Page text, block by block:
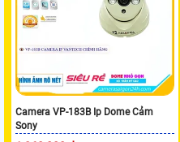
Camera VP-183B Ip Dome Cảm
Sony